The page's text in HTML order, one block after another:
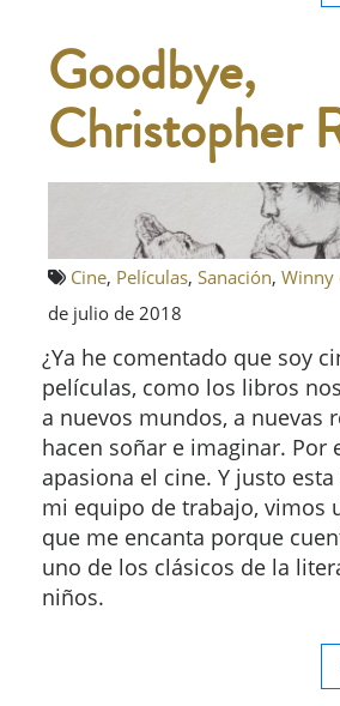
Goodbye,
Christopher
Cine, Películas, Sanación, Winny
de julio de 2018
¿Ya he comentado que soy
películas, como los libros
a nuevos mundos, a nuevas
hacen soñar e imaginar. Por
apasiona el cine. Y justo
mi equipo de trabajo, vimos
que me encanta porque
uno de los clásicos de la
niños.